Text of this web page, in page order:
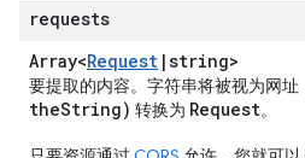
requests
Array<Request |string>
要提取的内容。字符串将被视为网址
theString) 转换为 Request。